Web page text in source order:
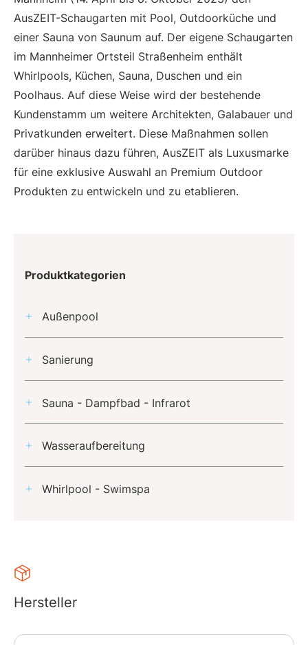
AusZEIT-Schaugarten mit Pool, Outdoorküche und
einer Sauna von Saunum auf. Der eigene Schaugarten
im Mannheimer Ortsteil Straßenheim enthält
Whirlpools, Küchen, Sauna, Duschen und ein
Poolhaus. Auf diese Weise wird der bestehende
Kundenstamm um weitere Architekten, Galabauer und
Privatkunden erweitert. Diese Maßnahmen sollen
darüber hinaus dazu führen, AusZEIT als Luxusmarke
für eine exklusive Auswahl an Premium Outdoor
Produkten zu entwickeln und zu etablieren.
Produktkategorien
Außenpool
Sanierung
Sauna - Dampfbad - Infrarot
Wasseraufbereitung
Whirlpool - Swimspa
Hersteller